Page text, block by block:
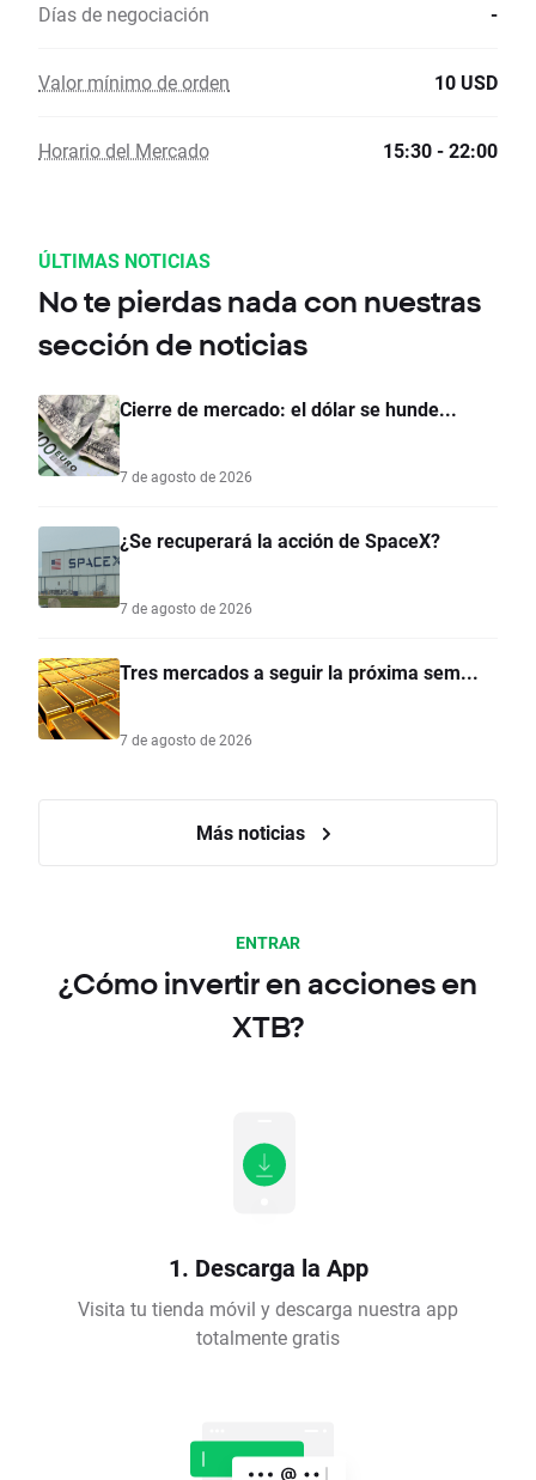
Días de negociación -
Valor mínimo de orden 10 USD
Horario del Mercado 15:30 - 22:00
ÚLTIMAS NOTICIAS
No te pierdas nada con nuestras
sección de noticias
Cierre de mercado: el dólar se hunde...
7 de agosto de 2026
¿Se recuperará la acción de SpaceX?
7 de agosto de 2026
Tres mercados a seguir la próxima sem...
7 de agosto de 2026
Más noticias
ENTRAR
¿Cómo invertir en acciones en
XTB?
1. Descarga la App
Visita tu tienda móvil y descarga nuestra app
totalmente gratis